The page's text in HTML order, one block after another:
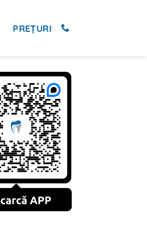
PREȚURI